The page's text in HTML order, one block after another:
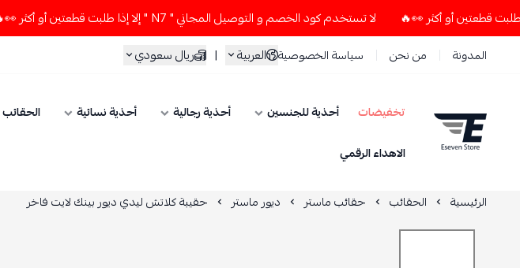
لا تستخدم كود الخصم و التوصيل المجاني " N7 " إلا إذا طلبت قطعتين أو أكثر 👀🔥
المدونة من نحن سياسة الخصوصية العربية | ريال سعودي
ESEVEN STORE
تخفيضات أحذية للجنسين أحذية رجالية أحذية نسائية الحقائب
الاهداء الرقمي
الرئيسية الحقائب حقائب ماستر ديور ماستر حقيبة كلاتش ليدي ديور بينك لايت فاخر